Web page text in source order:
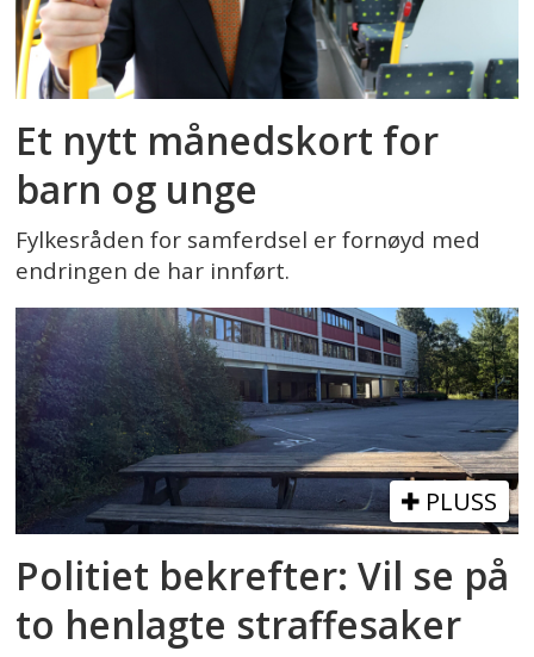
Et nytt månedskort for
barn og unge
Fylkesråden for samferdsel er fornøyd med
endringen de har innført.
PLUSS
Politiet bekrefter: Vil se på
to henlagte straffesaker